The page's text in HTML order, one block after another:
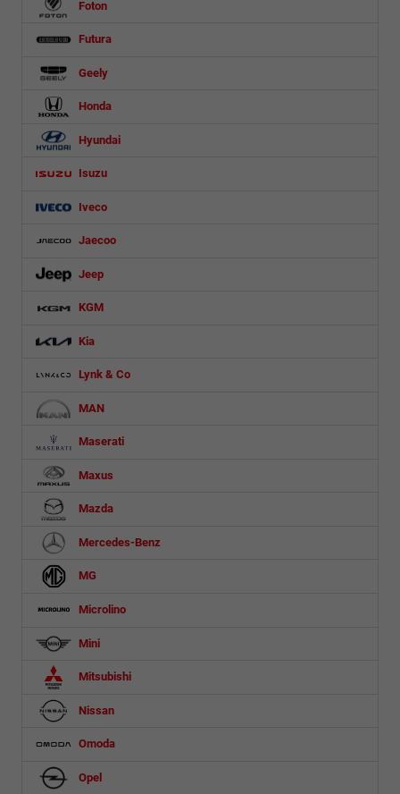
Foton
Futura
Geely
Honda
Hyundai
Isuzu
Iveco
Jaecoo
Jeep
KGM
Kia
Lynk & Co
MAN
Maserati
Maxus
Mazda
Mercedes-Benz
MG
Microlino
Mini
Mitsubishi
Nissan
Omoda
Opel